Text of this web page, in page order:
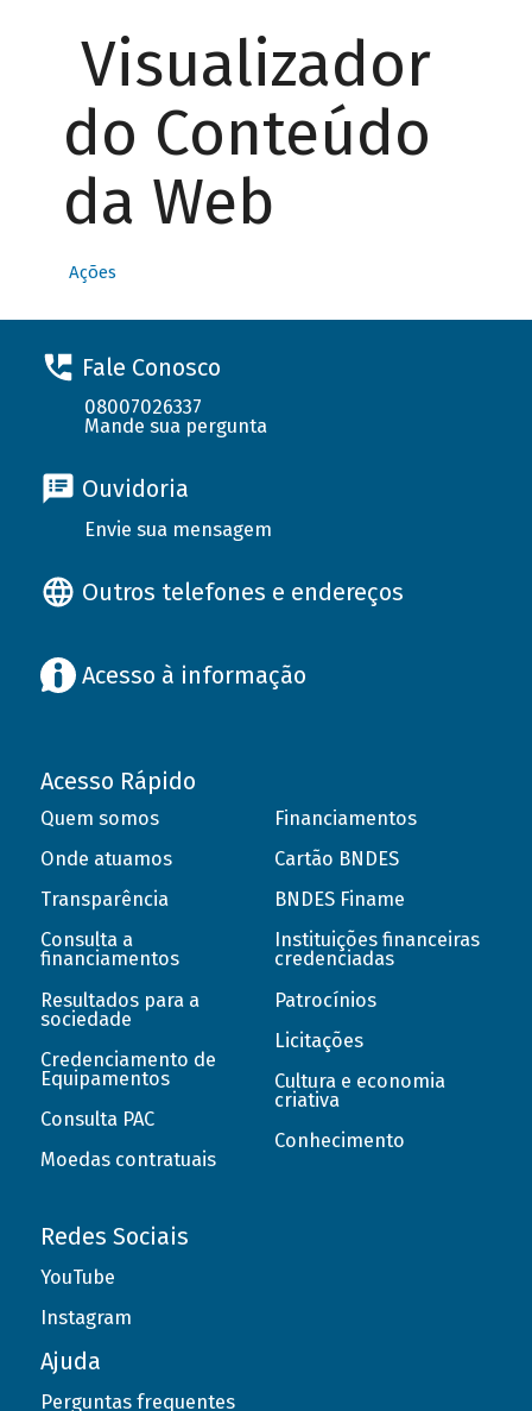
Visualizador
do Conteúdo
da Web
Ações
Fale Conosco
08007026337
Mande sua pergunta
Ouvidoria
Envie sua mensagem
Outros telefones e endereços
Acesso à informação
Acesso Rápido
Quem somos
Onde atuamos
Transparência
Consulta a
financiamentos
Resultados para a
sociedade
Credenciamento de
Equipamentos
Consulta PAC
Moedas contratuais
Financiamentos
Cartão BNDES
BNDES Finame
Instituições financeiras
credenciadas
Patrocínios
Licitações
Cultura e economia
criativa
Conhecimento
Redes Sociais
YouTube
Instagram
Ajuda
Perguntas frequentes